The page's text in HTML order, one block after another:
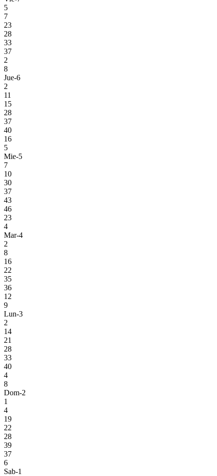
5
7
23
28
33
37
2
8
Jue-6
2
11
15
28
37
40
16
5
Mie-5
7
10
30
37
43
46
23
4
Mar-4
2
8
16
22
35
36
12
9
Lun-3
2
14
21
28
33
40
4
8
Dom-2
1
4
19
22
28
39
37
6
Sab-1